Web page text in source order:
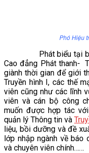
Phó Hiệu trưởng
Phát biểu tại buổi
Cao đẳng Phát thanh-
giành thời gian để giới
Truyền hình I, các thế
viên cũng như các lĩnh
viên và cán bộ công
muốn được hợp tác
quản lý Thông tin và
liệu, bồi dưỡng và đề
lớp nhập ngành về báo
và chuyên viên chính……